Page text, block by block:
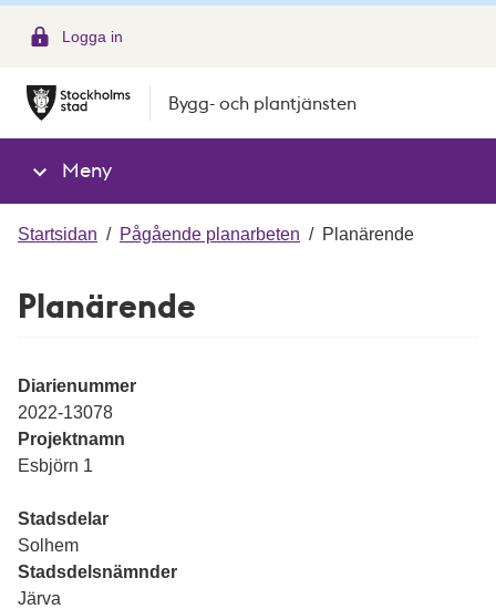
Logga in
Bygg- och plantjänsten
Meny
Startsidan / Pågående planarbeten / Planärende
Planärende
Diarienummer
2022-13078
Projektnamn
Esbjörn 1
Stadsdelar
Solhem
Stadsdelsnämnder
Järva